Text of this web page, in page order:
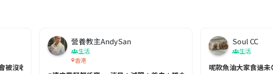
沒收😱出發前切記檢查「1標示」🚨
營養教主AndySan
生活
香港
Soul CC
生活
呢款魚油大家食過未